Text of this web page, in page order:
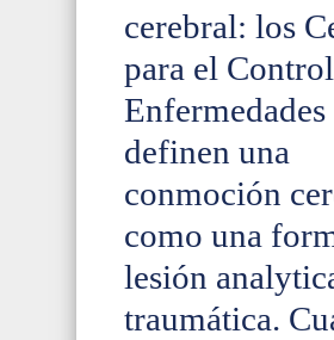
cerebral: los
para el
definen una
conmoción
como una
lesión
traumática.